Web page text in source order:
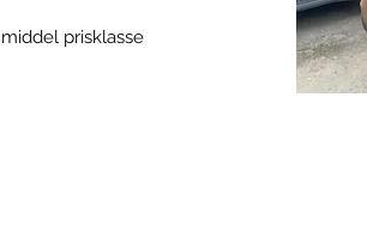
middel prisklasse